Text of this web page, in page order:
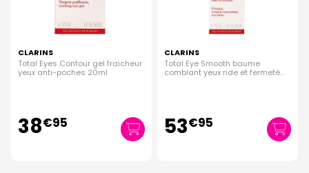
CLARINS
Total Eyes Contour gel fraicheur
yeux anti-poches 20ml
38€95
CLARINS
Total Eye Smooth baume
comblant yeux ride et fermeté
53€95